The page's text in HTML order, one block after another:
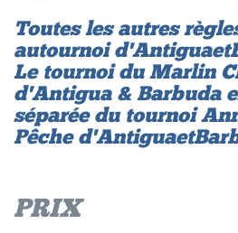
Toutes les autres
au tournoi d'Antigua et
Le tournoi du Marlin
d'Antigua & Barbuda
séparée du tournoi
Pêche d'Antigua et
PRIX